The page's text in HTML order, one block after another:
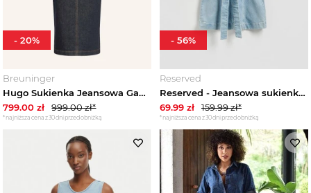
Sukienki lniane damskie
Sukienki midi damskie
Sukienki mini damskie
Sukienki na jedno ramię damskie
Breuninger
Hugo Sukienka Jeansowa Gamelia blau GRANATOWY
799.00 zł 999.00zł*
*najniższa cena z 30 dni przed obniżką
-20%
Reserved
Reserved - Jeansowa sukienka - niebieski
69.99 zł 159.99zł*
*najniższa cena z 30 dni przed obniżką
- 56%